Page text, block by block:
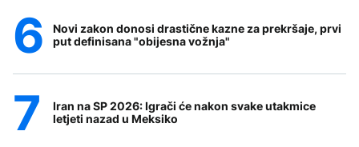
Novi zakon donosi drastične kazne za prekršaje, prvi
put definisana "obijesna vožnja"
Iran na SP 2026: Igrači će nakon svake utakmice
letjeti nazad u Meksiko